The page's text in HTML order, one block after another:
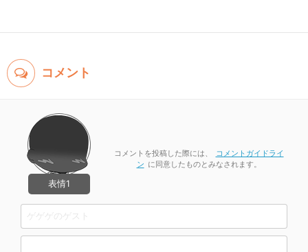
コメント
コメントを投稿した際には、
コメントガイドライ
ン に同意したものとみなされます。
表情1